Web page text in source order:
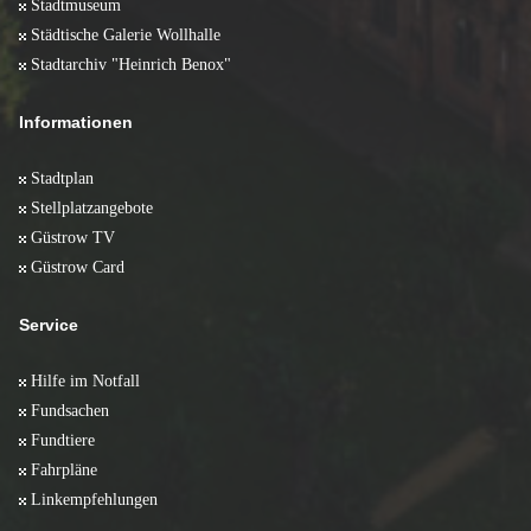
Stadtmuseum
Städtische Galerie Wollhalle
Stadtarchiv "Heinrich Benox"
Informationen
Stadtplan
Stellplatzangebote
Güstrow TV
Güstrow Card
Service
Hilfe im Notfall
Fundsachen
Fundtiere
Fahrpläne
Linkempfehlungen